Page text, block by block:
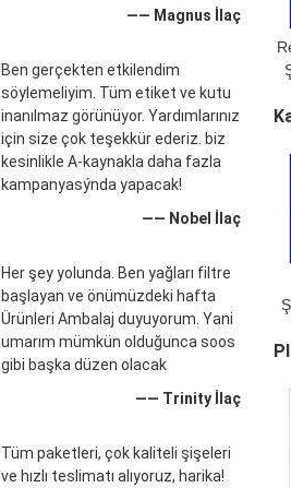
—— Magnus İlaç
Ben gerçekten etkilendim
söylemeliyim. Tüm etiket ve kutu
inanılmaz görünüyor. Yardımlarınız
için size çok teşekkür ederiz. biz
kesinlikle A-kaynakla daha fazla
kampanyasýnda yapacak!
—— Nobel İlaç
Her şey yolunda. Ben yağları filtre
başlayan ve önümüzdeki hafta
Ürünleri Ambalaj duyuyorum. Yani
umarım mümkün olduğunca soos
gibi başka düzen olacak
—— Trinity İlaç
Tüm paketleri, çok kaliteli şişeleri
ve hızlı teslimatı alıyoruz, harika!